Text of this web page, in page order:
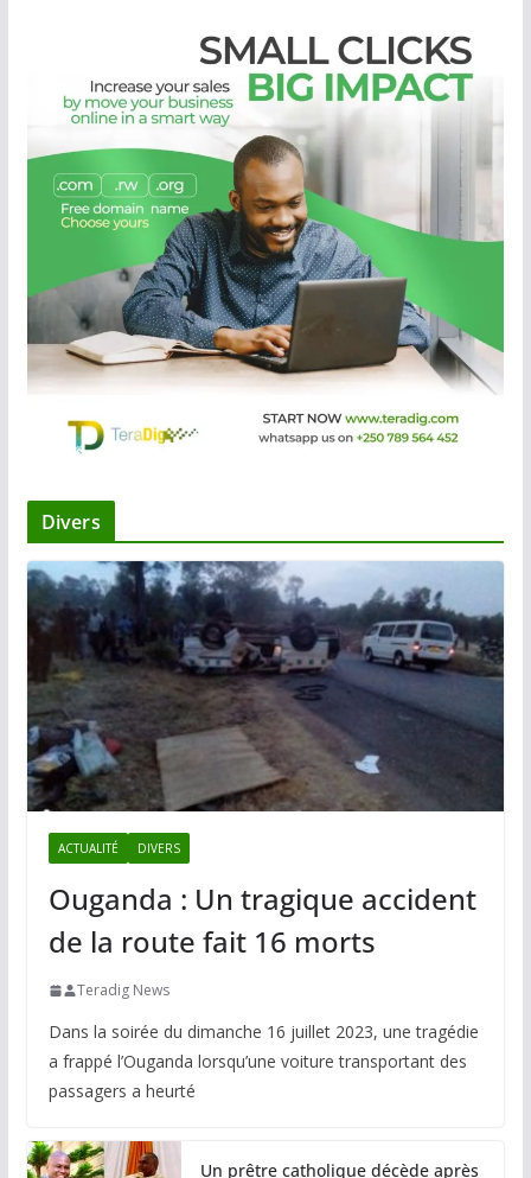
Divers
ACTUALITÉ DIVERS
Ouganda : Un tragique accident
de la route fait 16 morts
Teradig News
Dans la soirée du dimanche 16 juillet 2023, une tragédie
a frappé l’Ouganda lorsqu’une voiture transportant des
passagers a heurté
Un prêtre catholique décède après